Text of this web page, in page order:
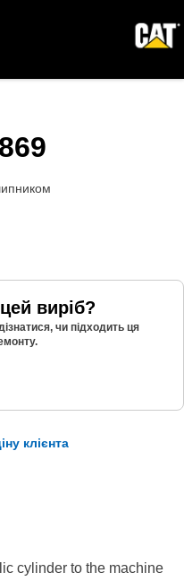
виріб?
чи підходить ця
клієнта
cylinder to the machine